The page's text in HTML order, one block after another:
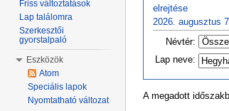
elrejtése
2026. augusztus
Névtér:
Lap neve:
A megadott
Friss változtatások
Lap találomra
Szerkesztői
gyorstalpaló
Eszközök
Atom
Speciális lapok
Nyomtatható változat